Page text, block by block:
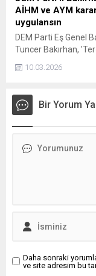
AİHM ve AYM
uygulansın
DEM Parti Eş Genel
Tuncer Bakırhan,
kendi barışımıza
hızlıca ilerletmemiz,
önce sonuca
Hızlanmamız
10.03.2026
Bir Yorum
Daha sonraki
ve site adresim bu